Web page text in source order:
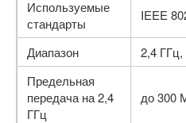
Используемые
стандарты
IEEE
Диапазон
2,4 ГГц,
Предельная
передача на 2,4
ГГц
до 300